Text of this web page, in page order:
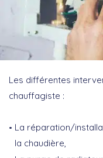
Les différentes
chauffagiste :
La réparation/
la chaudière,